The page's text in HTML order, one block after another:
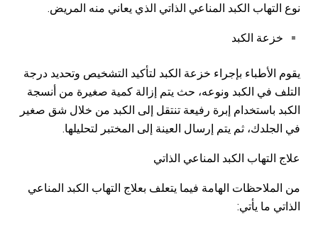
نوع التهاب الكبد المناعي الذاتي الذي يعاني منه المريض.
خزعة الكبد
يقوم الأطباء بإجراء خزعة الكبد لتأكيد التشخيص وتحديد درجة
التلف في الكبد ونوعه، حث يتم إزالة كمية صغيرة من أنسجة
الكبد باستخدام إبرة رفيعة تنتقل إلى الكبد من خلال شق صغير
في الجلدك، ثم يتم إرسال العينة إلى المختبر لتحليلها.
علاج التهاب الكبد المناعي الذاتي
من الملاحظات الهامة فيما يتعلف بعلاج التهاب الكبد المناعي
الذاتي ما يأتي: